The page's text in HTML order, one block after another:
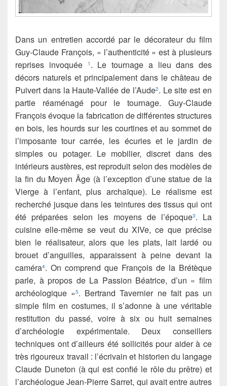
Dans un entretien accordé par le décorateur du film
Guy-Claude François, « l’authenticité » est à plusieurs
reprises invoquée
1 . Le tournage a lieu dans des
décors naturels et principalement dans le château de
Puivert dans la Haute-Vallée de l’Aude2. Le site est en
partie réaménagé pour le tournage. Guy-Claude
François évoque la fabrication de différentes structures
en bois, les hourds sur les courtines et au sommet de
l’imposante tour carrée, les écuries et le jardin de
simples ou potager. Le mobilier, discret dans des
intérieurs austères, est reproduit selon des modèles de
la fin du Moyen Âge (à l’exception d’une statue de la
Vierge à l’enfant, plus archaïque). Le réalisme est
recherché jusque dans les teintures des tissus qui ont
été préparées selon les moyens de l’époque3. La
cuisine elle-même se veut du XIVe, ce que précise
bien le réalisateur, alors que les plats, lait lardé ou
brouet d’anguilles, apparaissent à peine devant la
caméra4. On comprend que François de la Brétèque
parle, à propos de La Passion Béatrice, d’un « film
archéologique »5. Bertrand Tavernier ne fait pas un
simple film en costumes, il s’adonne à une véritable
restitution du passé, voire à six ou huit semaines
d’archéologie expérimentale. Deux conseillers
techniques ont d’ailleurs été sollicités pour aider à ce
très rigoureux travail : l’écrivain et historien du langage
Claude Duneton (à qui est confié le rôle du prêtre) et
l’archéologue Jean-Pierre Sarret, qui avait entre autres